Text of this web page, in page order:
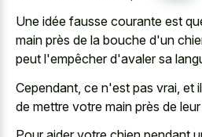
Une idée fausse courante est
main près de la bouche d'un
peut l'empêcher d'avaler sa
Cependant, ce n'est pas vrai, et
de mettre votre main près de